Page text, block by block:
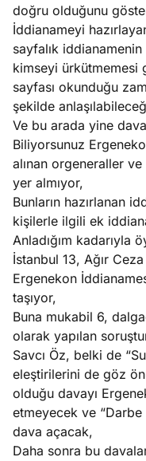
doğru olduğunu
İddianameyi
sayfalık
kimseyi ürkütmemesi
sayfası okunduğu
şekilde
Ve bu arada yine
Biliyorsunuz
alınan orgeneraller
yer almıyor,
Bunların hazırlanan
kişilerle ilgili ek
Anladığım kadarıyla
İstanbul 13, Ağır
Ergenekon
taşıyor,
Buna mukabil 6,
olarak yapılan
Savcı Öz, belki de
eleştirilerini de göz
olduğu davayı
etmeyecek ve
dava açacak,
Daha sonra bu